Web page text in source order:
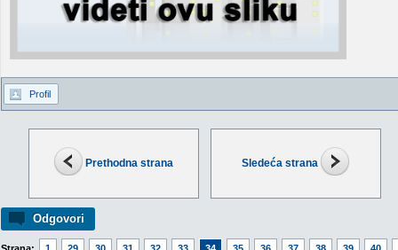
Prethodna strana Sledeća strana
Odgovori
Profil